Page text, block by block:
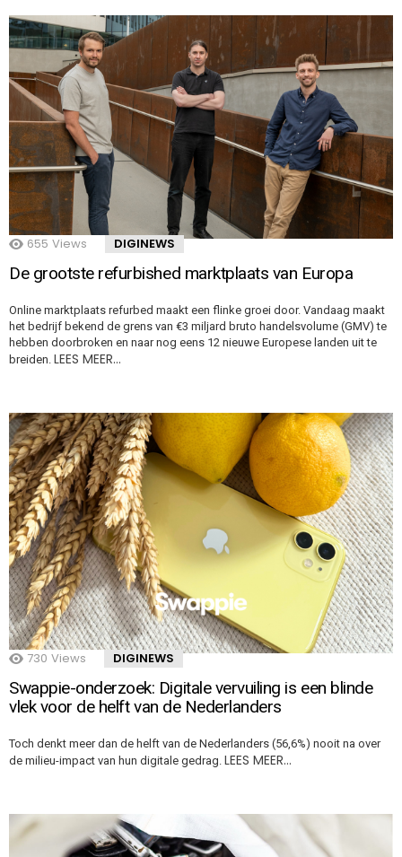
655 Views DIGINEWS
De grootste refurbished marktplaats van Europa
Online marktplaats refurbed maakt een flinke groei door. Vandaag maakt
het bedrijf bekend de grens van €3 miljard bruto handelsvolume (GMV) te
hebben doorbroken en naar nog eens 12 nieuwe Europese landen uit te
breiden. LEES MEER…
730 Views DIGINEWS
Swappie-onderzoek: Digitale vervuiling is een blinde
vlek voor de helft van de Nederlanders
Toch denkt meer dan de helft van de Nederlanders (56,6%) nooit na over
de milieu-impact van hun digitale gedrag. LEES MEER…